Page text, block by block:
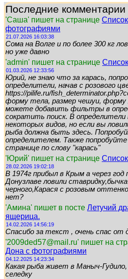
Последние комментарии
'Саша' пишет на странице
фотографиями
21.07.2026 16:03:38
Сома на Волге и по более 300 кг
но уже давно
'admin' пишет на странице
01.03.2026 12:33:56
Юрий, не знаю что за карась,
определители, начав с розового
https://pilife.ru/
форму тела, размер чешуи, форму
можете добавить фильтры в
сократить поиск. В
некоторых видов, но если вы
рыба должна быть здесь.
определителем. Также
странице по слову "карась"
'Юрий' пишет на странице
28.02.2026 19:02:18
В 1974г прибыл в Крым а через год
Донузлаве ловили ставридку,бычка
черного,Карася с розовым
нет?
'Амина' пишет в посте Летучий
ящерица.
14.02.2026 14:56:19
Спасибо за текст , очень спас от
'2009ded57@mail.ru' пишет на
Дона с фотографиями
04.12.2025 14:23:34
Какая рыба живет в Маныч-
селедку